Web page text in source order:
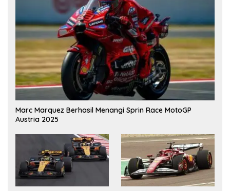
Marc Marquez Berhasil Menangi Sprin Race MotoGP
Austria 2025